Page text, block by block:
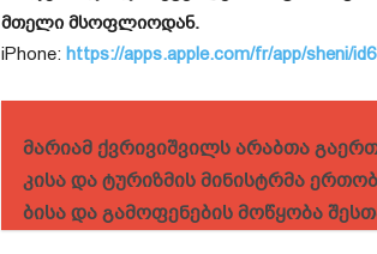
მთელი მსოფლიოდან.
iPhone: https://apps.apple.com/fr/app/sheni/
მარიამ ქვრივიშვილს არაბთა
კისა და ტურიზმის მინისტრმა
ბისა და გამოფენების მოწყობა